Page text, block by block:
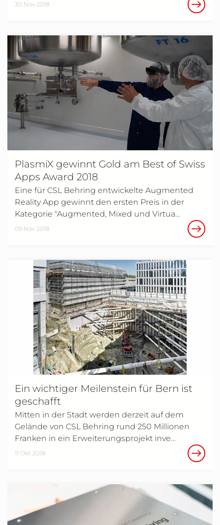
30 Nov 2018
PlasmiX gewinnt Gold am Best of Swiss
Apps Award 2018
Eine für CSL Behring entwickelte Augmented
Reality App gewinnt den ersten Preis in der
Kategorie "Augmented, Mixed und Virtua…
09 Nov 2018
Ein wichtiger Meilenstein für Bern ist
geschafft
Mitten in der Stadt werden derzeit auf dem
Gelände von CSL Behring rund 250 Millionen
Franken in ein Erweiterungsprojekt inve…
11 Okt 2018